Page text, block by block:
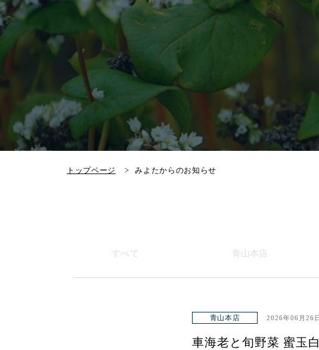
トップページ みよたからのお知らせ
すべて 青山本店
青山本店 2026年06月26日
車海老と旬野菜 蜜玉